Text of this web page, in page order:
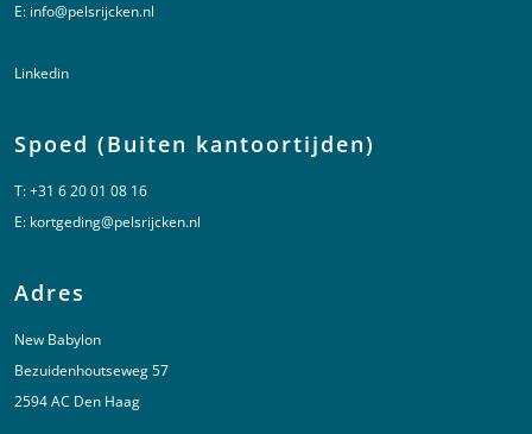
E: info@pelsrijcken.nl
Linkedin
Spoed (Buiten kantoortijden)
T:+31 6 20 01 08 16
E: kortgeding@pelsrijcken.nl
Adres
New Babylon
Bezuidenhoutseweg 57
2594 AC Den Haag